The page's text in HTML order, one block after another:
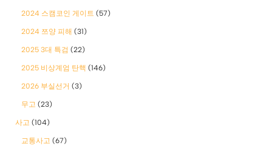
2024 스캠코인 게이트 (57)
2024 쯔양 피해 (31)
2025 3대 특검 (22)
2025 비상계엄 탄핵 (146)
2026 부실선거 (3)
무고 (23)
사고 (104)
교통사고 (67)